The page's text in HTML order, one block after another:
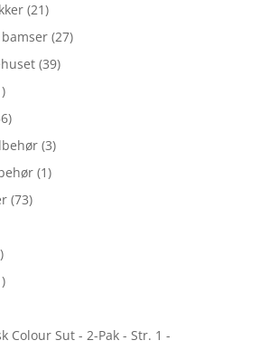
(21)
(27)
(39)
(3)
(1)
(73)
Colour Sut - 2-Pak - Str. 1 -